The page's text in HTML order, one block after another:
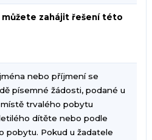
můžete zahájit řešení této
nebo příjmení se
písemné žádosti, podané u
trvalého pobytu
dítěte nebo podle
pobytu. Pokud u žadatele